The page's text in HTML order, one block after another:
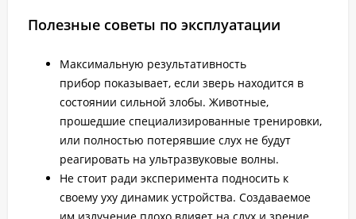
Полезные советы по эксплуатации
Максимальную результативность
прибор показывает, если зверь находится в
состоянии сильной злобы. Животные,
прошедшие специализированные тренировки,
или полностью потерявшие слух не будут
реагировать на ультразвуковые волны.
Не стоит ради эксперимента подносить к
своему уху динамик устройства. Создаваемое